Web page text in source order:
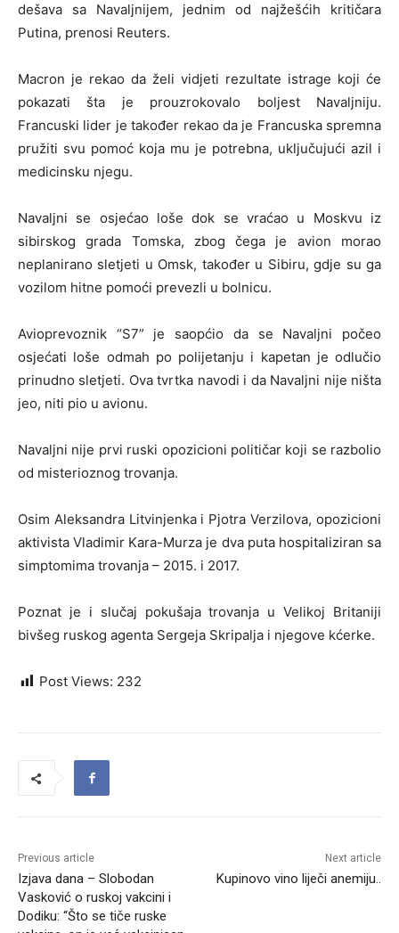
dešava sa Navaljnijem, jednim od najžešćih kritičara
Putina, prenosi Reuters.
Macron je rekao da želi vidjeti rezultate istrage koji će
pokazati šta je prouzrokovalo boljest Navaljniju.
Francuski lider je također rekao da je Francuska spremna
pružiti svu pomoć koja mu je potrebna, uključujući azil i
medicinsku njegu.
Navaljni se osjećao loše dok se vraćao u Moskvu iz
sibirskog grada Tomska, zbog čega je avion morao
neplanirano sletjeti u Omsk, također u Sibiru, gdje su ga
vozilom hitne pomoći prevezli u bolnicu.
Avioprevoznik “S7” je saopćio da se Navaljni počeo
osjećati loše odmah po polijetanju i kapetan je odlučio
prinudno sletjeti. Ova tvrtka navodi i da Navaljni nije ništa
jeo, niti pio u avionu.
Navaljni nije prvi ruski opozicioni političar koji se razbolio
od misterioznog trovanja.
Osim Aleksandra Litvinjenka i Pjotra Verzilova, opozicioni
aktivista Vladimir Kara-Murza je dva puta hospitaliziran sa
simptomima trovanja – 2015. i 2017.
Poznat je i slučaj pokušaja trovanja u Velikoj Britaniji
bivšeg ruskog agenta Sergeja Skripalja i njegove kćerke.
Post Views: 232
Previous article
Izjava dana – Slobodan
Vasković o ruskoj vakcini i
Dodiku: “Što se tiče ruske
Next article
Kupinovo vino liječi anemiju..